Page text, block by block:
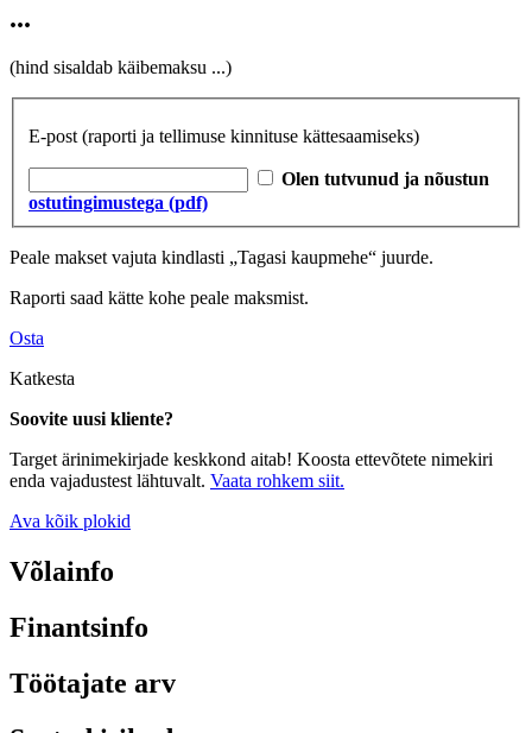
...
(hind sisaldab käibemaksu ...)
E-post (raporti ja tellimuse kinnituse kättesaamiseks)
Olen tutvunud ja nõustun
ostutingimustega (pdf)
Peale makset vajuta kindlasti „Tagasi kaupmehe“ juurde.
Raporti saad kätte kohe peale maksmist.
Osta
Katkesta
Soovite uusi kliente?
Target ärinimekirjade keskkond aitab! Koosta ettevõtete nimekiri
enda vajadustest lähtuvalt. Vaata rohkem siit.
Ava kõik plokid
Võlainfo
Finantsinfo
Töötajate arv